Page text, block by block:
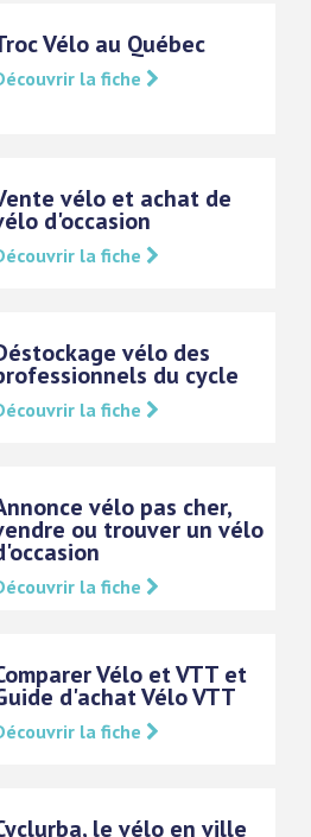
Vélo au Québec
la fiche
vélo et achat de
d'occasion
la fiche
vélo des
du cycle
la fiche
vélo pas cher,
ou trouver un vélo
la fiche
Vélo et VTT et
d'achat Vélo VTT
la fiche
le vélo en ville